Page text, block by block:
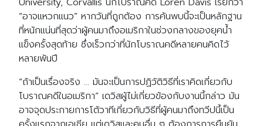
“อาจแหวกแนว” หากวันที่ถูกต้อง การค้นพบนี้จะเป็นหลักฐาน
ที่หนักแน่นที่สุดว่าผู้คนมาถึงอเมริกาในช่วงกลางของยุคน้ำ
แข็งครั้งสุดท้าย ซึ่งเร็วกว่าที่นักโบราณคดีหลายคนคิดไว้
หลายพันปี
“ถ้าเป็นเรื่องจริง … มันจะเป็นการปฏิวัติวิธีที่เราคิดเกี่ยวกับ
โบราณคดีในอเมริกา” เดวิสผู้ไม่เกี่ยวข้องกับงานนี้กล่าว มัน
อาจจุดประกายการโต้วาทีเกี่ยวกับวิธีที่ผู้คนมาถึงทวีปนี้เป็น